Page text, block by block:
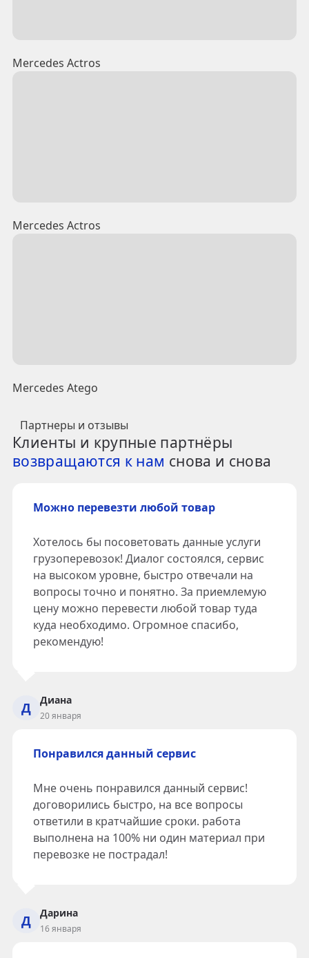
Mercedes Actros
Mercedes Actros
Mercedes Atego
Партнеры и отзывы
Клиенты и крупные партнёры
возвращаются к нам снова и снова
Можно перевезти любой товар
Хотелось бы посоветовать данные услуги
грузоперевозок! Диалог состоялся, сервис
на высоком уровне, быстро отвечали на
вопросы точно и понятно. За приемлемую
цену можно перевести любой товар туда
куда необходимо. Огромное спасибо,
рекомендую!
Д Диана
20 января
Понравился данный сервис
Мне очень понравился данный сервис!
договорились быстро, на все вопросы
ответили в кратчайшие сроки. работа
выполнена на 100% ни один материал при
перевозке не пострадал!
Д Дарина
16 января